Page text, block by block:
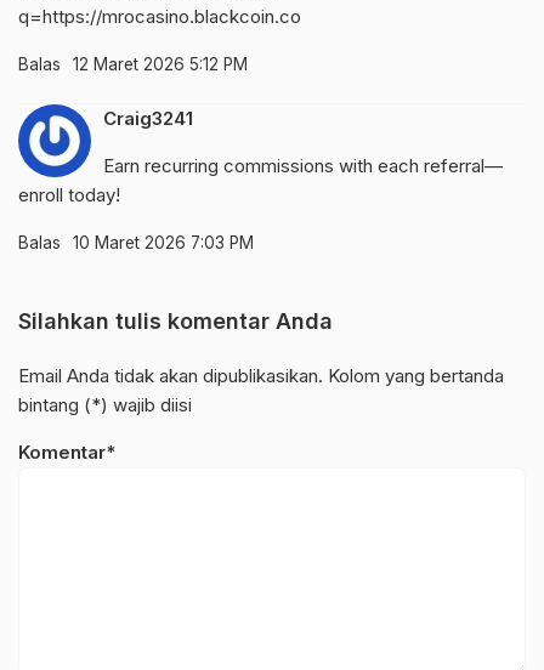
q=https://mrocasino.blackcoin.co
Balas 12 Maret 2026 5:12 PM
Craig3241
Earn recurring commissions with each referral—
enroll today!
Balas 10 Maret 2026 7:03 PM
Silahkan tulis komentar Anda
Email Anda tidak akan dipublikasikan. Kolom yang bertanda
bintang (*) wajib diisi
Komentar*